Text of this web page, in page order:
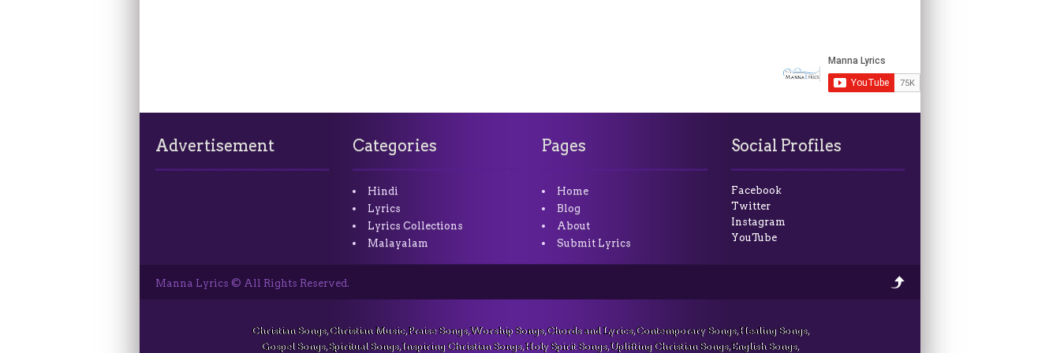
Advertisement Categories
Hindi
Lyrics
Lyrics Collections
Malayalam
Pages
Home
Blog
About
Submit Lyrics
Social Profiles
Facebook
Twitter
Instagram
YouTube
Manna Lyrics © All Rights Reserved.
Christian Songs, Christian Music, Praise Songs, Worship Songs, Chords and Lyrics, Contemporary Songs, Healing Songs,
Gospel Songs, Spiritual Songs, Inspiring Christian Songs, Holy Spirit Songs, Uplifting Christian Songs, English Songs,